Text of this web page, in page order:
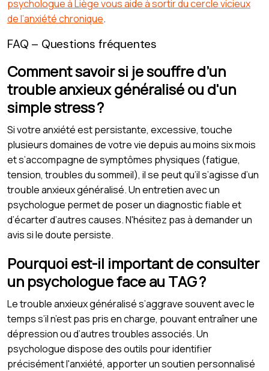
psychologue à Liège vous aide à sortir du cercle vicieux
de l’anxiété chronique.
FAQ – Questions fréquentes
Comment savoir si je souffre d’un
trouble anxieux généralisé ou d'un
simple stress ?
Si votre anxiété est persistante, excessive, touche
plusieurs domaines de votre vie depuis au moins six mois
et s’accompagne de symptômes physiques (fatigue,
tension, troubles du sommeil), il se peut qu’il s’agisse d’un
trouble anxieux généralisé. Un entretien avec un
psychologue permet de poser un diagnostic fiable et
d’écarter d’autres causes. N'hésitez pas à demander un
avis si le doute persiste.
Pourquoi est-il important de consulter
un psychologue face au TAG ?
Le trouble anxieux généralisé s’aggrave souvent avec le
temps s’il n’est pas pris en charge, pouvant entraîner une
dépression ou d’autres troubles associés. Un
psychologue dispose des outils pour identifier
précisément l'anxiété, apporter un soutien personnalisé